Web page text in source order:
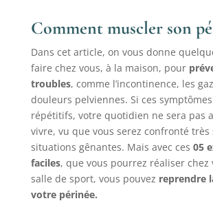
Comment muscler son
Dans cet article, on vous donne
faire chez vous, à la maison, pour
troubles, comme l’incontinence, les
douleurs pelviennes. Si ces
répétitifs, votre quotidien ne sera pas
vivre, vu que vous serez confronté très
situations gênantes. Mais avec ces 05
faciles, que vous pourrez réaliser chez
salle de sport, vous pouvez reprendre
votre périnée.